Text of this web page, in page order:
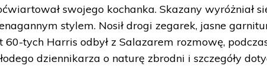
swojego kochanka. Skazany wyróżniał
stylem. Nosił drogi zegarek, jasne
60-tych Harris odbył z Salazarem rozmowę,
dziennikarza o naturę zbrodni i szczegóły